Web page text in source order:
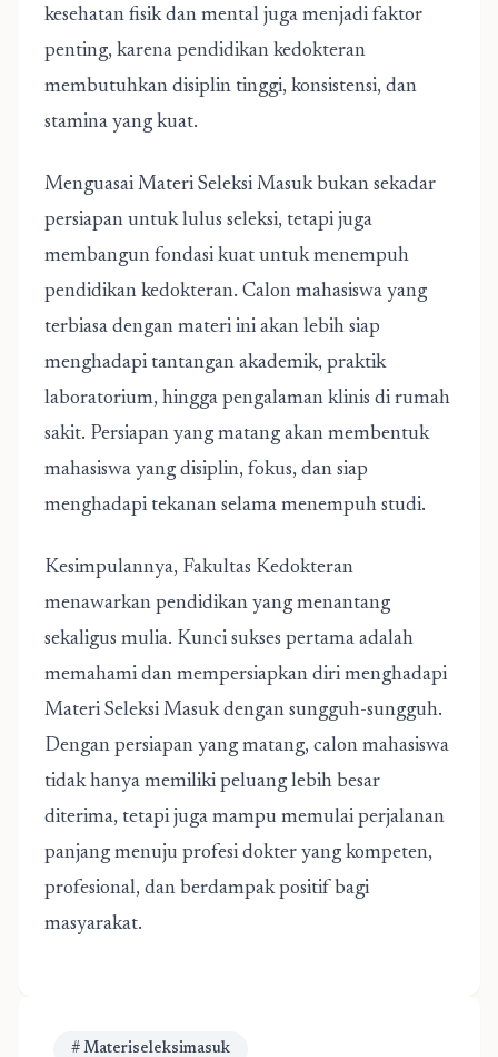
kesehatan fisik dan mental juga menjadi faktor
penting, karena pendidikan kedokteran
membutuhkan disiplin tinggi, konsistensi, dan
stamina yang kuat.
Menguasai Materi Seleksi Masukbukan sekadar
persiapan untuk lulus seleksi, tetapi juga
membangun fondasi kuat untuk menempuh
pendidikan kedokteran. Calon mahasiswa yang
terbiasa dengan materi ini akan lebih siap
menghadapi tantangan akademik, praktik
laboratorium, hingga pengalaman klinis di rumah
sakit. Persiapan yang matang akan membentuk
mahasiswa yang disiplin, fokus, dan siap
menghadapi tekanan selama menempuh studi.
Kesimpulannya, Fakultas Kedokteran
menawarkan pendidikan yang menantang
sekaligus mulia. Kunci sukses pertama adalah
memahami dan mempersiapkan diri menghadapi
Materi Seleksi Masuk dengan sungguh-sungguh.
Dengan persiapan yang matang, calon mahasiswa
tidak hanya memiliki peluang lebih besar
diterima, tetapi juga mampu memulai perjalanan
panjang menuju profesi dokter yang kompeten,
profesional, dan berdampak positif bagi
masyarakat.
# Materiseleksimasuk